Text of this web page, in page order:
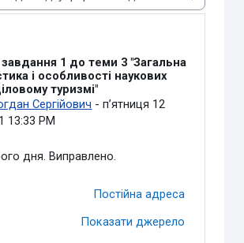
1 до теми 3 "Загальна
і особливості наукових
туризмі"
Сергійович -пʼятниця 12
13:33 PM
0
дня. Виправлено.
Постійна адреса
Показати джерело